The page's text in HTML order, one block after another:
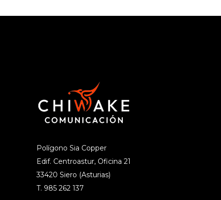
Polígono Sia Copper
Edif. Centroastur, Oficina 21
33420 Siero (Asturias)
T. 985 262 137